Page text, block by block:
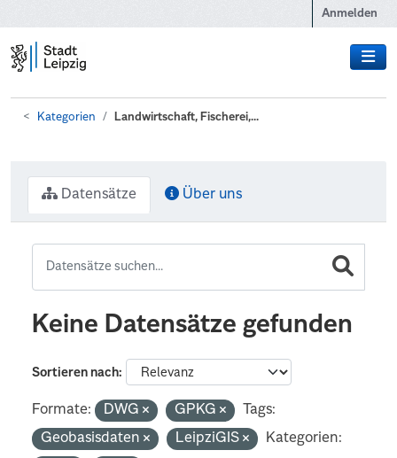
Anmelden
Kategorien Landwirtschaft, Fischerei,...
Datensätze Über uns
Keine Datensätze gefunden
Sortieren nach
Formate: DWG GPKG
Tags:
Geobasisdaten
LeipziGIS
Kategorien: